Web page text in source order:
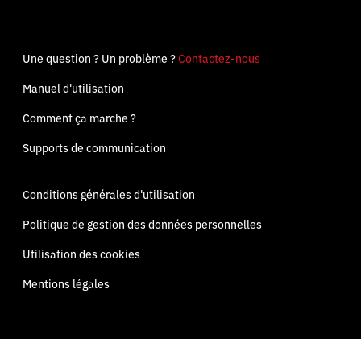
Une question ? Un problème ?Contactez-nous
Manuel d'utilisation
Comment ça marche ?
Supports de communication
Conditions générales d'utilisation
Politique de gestion des données personnelles
Utilisation des cookies
Mentions légales